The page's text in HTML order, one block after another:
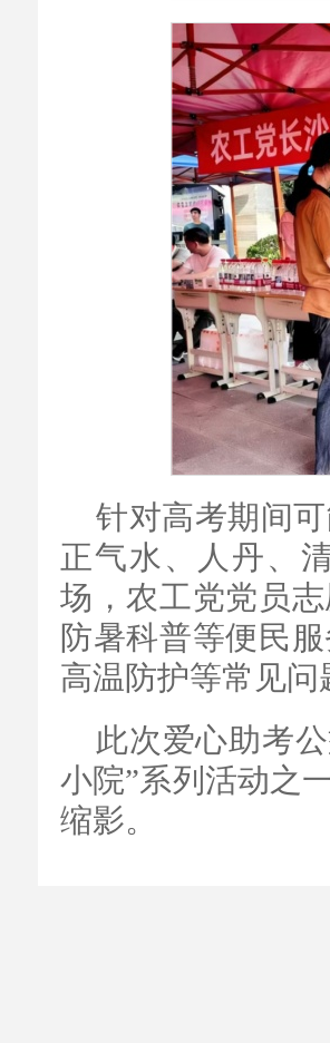
针对高考期间
正气水、人丹、
场，农工党党员
防暑科普等便民
高温防护等常见问
此次爱心助考
小院”系列活动之
缩影。